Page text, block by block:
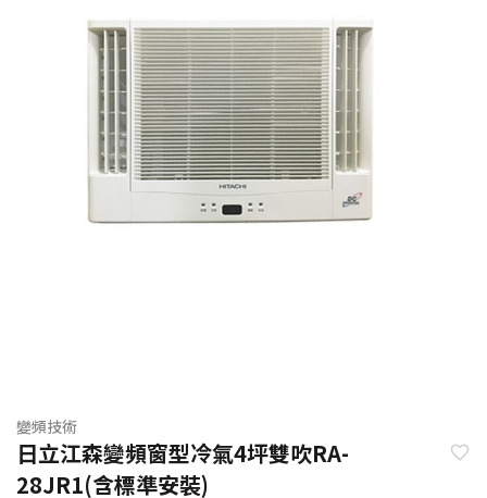
變頻技術
日立江森變頻窗型冷氣4坪雙吹RA-
28JR1(含標準安裝)